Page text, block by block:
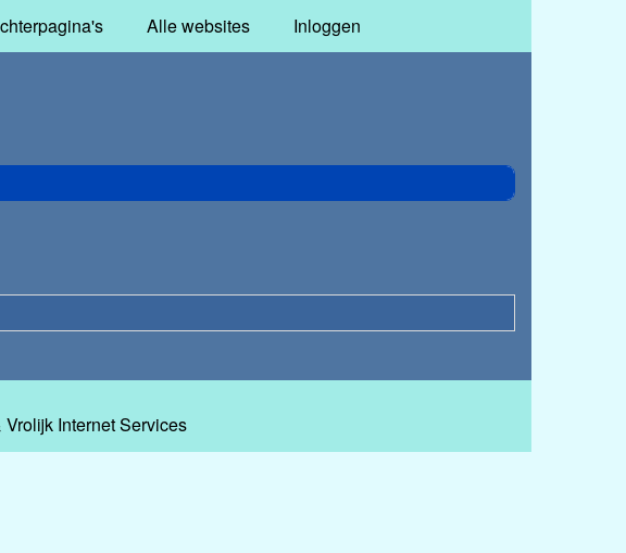
Alle websites Inloggen
Vrolijk Internet Services